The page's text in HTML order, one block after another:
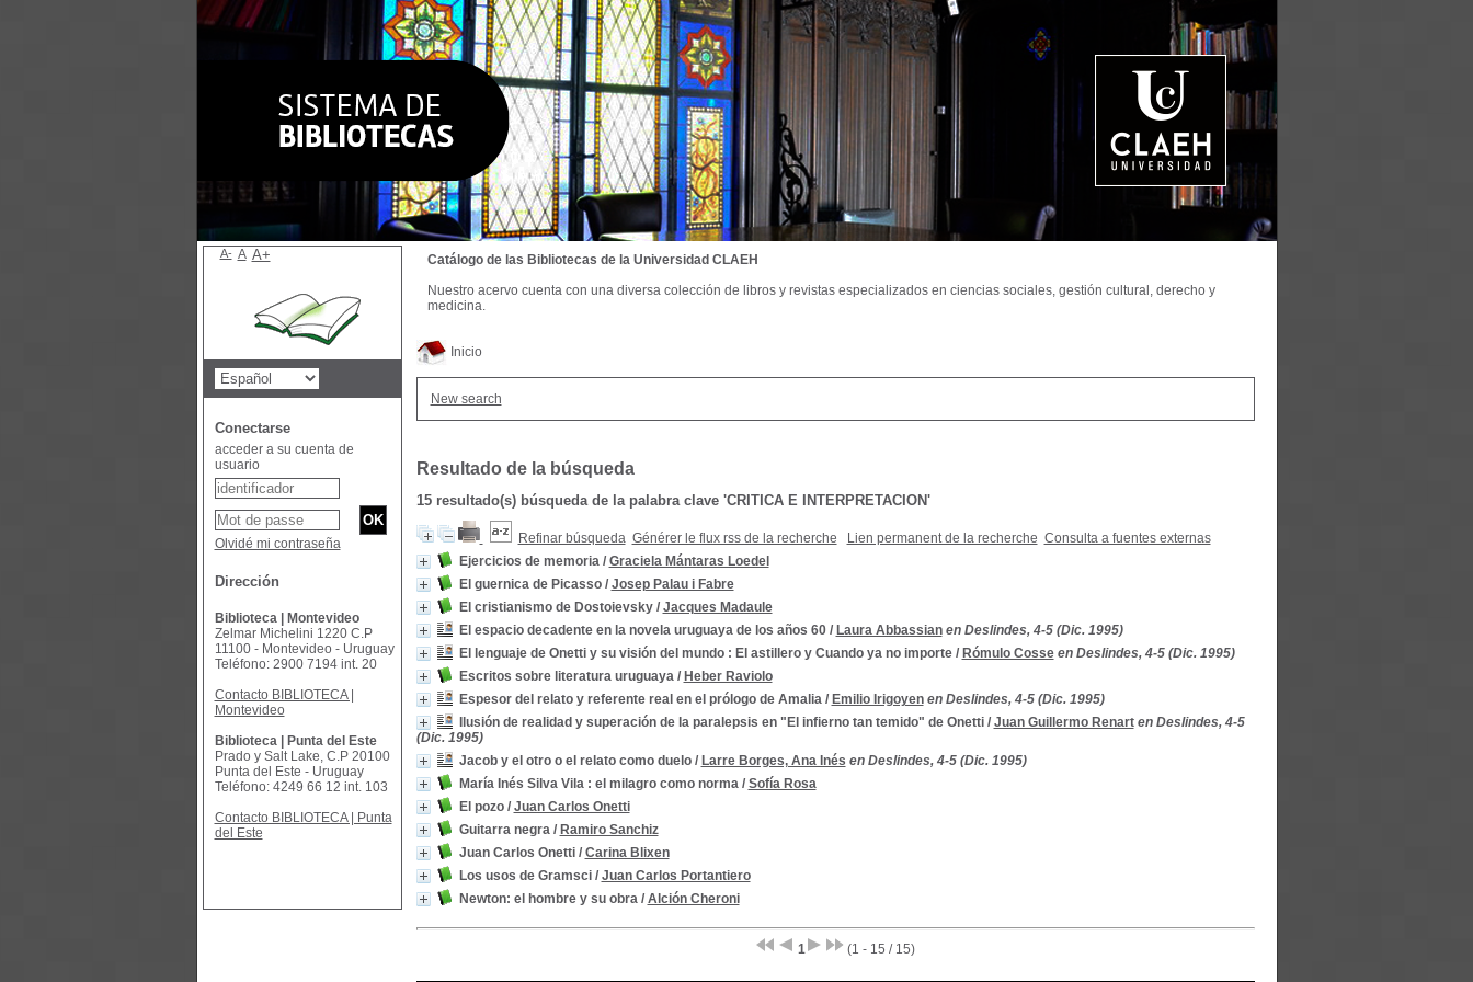
Inicio
New search
Resultado de la búsqueda
15 resultado(s) búsqueda de la palabra clave 'CRITICA E INTERPRETACION'
Refinar búsqueda Générer le flux rss de la recherche Lien permanent de la recherche Consulta a fuentes externas
Ejercicios de memoria/ Graciela Mántaras Loedel
El guernica de Picasso/ Josep Palau i Fabre
El cristianismo de Dostoievsky/ Jacques Madaule
El espacio decadente en la novela uruguaya de los años 60/ Laura Abbassian en Deslindes, 4-5 (Dic. 1995)
El lenguaje de Onetti y su visión del mundo : El astillero y Cuando ya no importe/ Rómulo Cosse en Deslindes, 4-5 (Dic. 1995)
Escritos sobre literatura uruguaya/ Heber Raviolo
Espesor del relato y referente real en el prólogo de Amalia/ Emilio Irigoyen en Deslindes, 4-5 (Dic. 1995)
Ilusión de realidad y superación de la paralepsis en "El infierno tan temido" de Onetti/ Juan Guillermo Renart en Deslindes, 4-5
(Dic. 1995)
Jacob y el otro o el relato como duelo/ Larre Borges, Ana Inés en Deslindes, 4-5 (Dic. 1995)
María Inés Silva Vila : el milagro como norma/ Sofía Rosa
El pozo/ Juan Carlos Onetti
Guitarra negra/ Ramiro Sanchiz
Juan Carlos Onetti/ Carina Blixen
Los usos de Gramsci/ Juan Carlos Portantiero
Newton: el hombre y su obra/ Alción Cheroni
1 (1 - 15 / 15)
Catálogo de las Bibliotecas de la Universidad CLAEH
Nuestro acervo cuenta con una diversa colección de libros y revistas especializados en ciencias sociales, gestión cultural, derecho y
medicina.
A- A A+
Conectarse
acceder a su cuenta de
usuario
Olvidé mi contraseña
Dirección
Biblioteca | Montevideo
Zelmar Michelini 1220 C.P
11100 - Montevideo - Uruguay
Teléfono: 2900 7194 int. 20
Contacto BIBLIOTECA |
Montevideo
Biblioteca | Punta del Este
Prado y Salt Lake, C.P 20100
Punta del Este - Uruguay
Teléfono: 4249 66 12 int. 103
Contacto BIBLIOTECA | Punta
del Este